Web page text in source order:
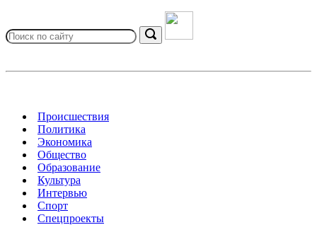
for:
Search
Происшествия
Политика
Экономика
Общество
Образование
Культура
Интервью
Спорт
Спецпроекты